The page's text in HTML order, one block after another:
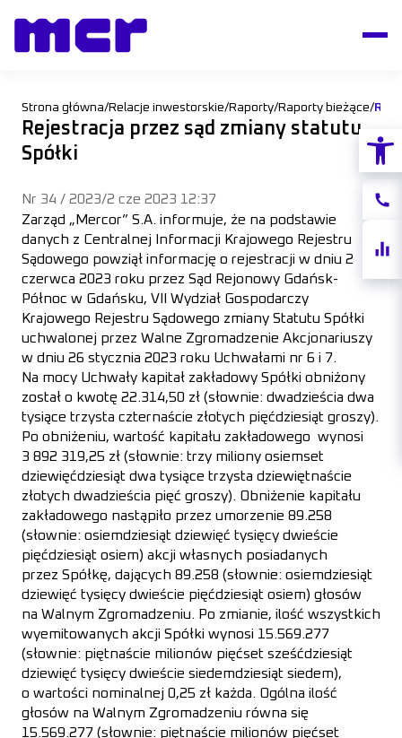
akcji
Strona główna/Relacje inwestorskie/Raporty/Raporty bieżące/
Rejestracja przez sąd zmiany statutu
Spółki
Nr 34 / 2023/2 cze 2023 12:37
Zarząd „Mercor” S.A. informuje, że na podstawie
danych z Centralnej Informacji Krajowego Rejestru
Sądowego powziął informację o rejestracji w dniu 2
czerwca 2023 roku przez Sąd Rejonowy Gdańsk-
Północ w Gdańsku, VII Wydział Gospodarczy
Krajowego Rejestru Sądowego zmiany Statutu Spółki
uchwalonej przez Walne Zgromadzenie Akcjonariuszy
w dniu 26 stycznia 2023 roku Uchwałami nr 6 i 7.
Na mocy Uchwały kapitał zakładowy Spółki obniżony
został o kwotę 22.314,50 zł (słownie: dwadzieścia dwa
tysiące trzysta czternaście złotych pięćdziesiąt groszy).
Po obniżeniu, wartość kapitału zakładowego wynosi
3 892 319,25 zł (słownie: trzy miliony osiemset
dziewięćdziesiąt dwa tysiące trzysta dziewiętnaście
złotych dwadzieścia pięć groszy). Obniżenie kapitału
zakładowego nastąpiło przez umorzenie 89.258
(słownie: osiemdziesiąt dziewięć tysięcy dwieście
pięćdziesiąt osiem) akcji własnych posiadanych
przez Spółkę, dających 89.258 (słownie: osiemdziesiąt
dziewięć tysięcy dwieście pięćdziesiąt osiem) głosów
na Walnym Zgromadzeniu. Po zmianie, ilość wszystkich
wyemitowanych akcji Spółki wynosi 15.569.277
(słownie: piętnaście milionów pięćset sześćdziesiąt
dziewięć tysięcy dwieście siedemdziesiąt siedem),
o wartości nominalnej 0,25 zł każda. Ogólna ilość
głosów na Walnym Zgromadzeniu równa się
15.569.277 (słownie: piętnaście milionów pięćset